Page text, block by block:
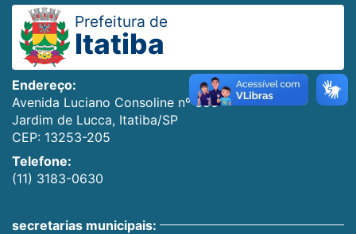
Prefeitura de
Itatiba
Endereço:
Avenida Luciano Consoline nº 600
Jardim de Lucca, Itatiba/SP
CEP: 13253-205
Telefone:
(11) 3183-0630
secretarias municipais: